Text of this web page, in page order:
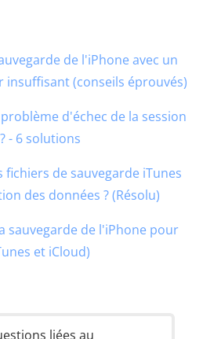
de l'iPhone avec un
(conseils éprouvés)
d'échec de la session
- 6 solutions
de sauvegarde iTunes
des données ? (Résolu)
sauvegarde de l'iPhone pour
et iCloud)
liées au